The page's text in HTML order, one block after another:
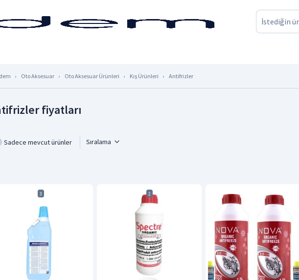
Oto Aksesuar Oto Aksesuar Ürünleri Kış Ürünleri Antifrizler
fiyatları
Sadece mevcut ürünler Sıralama
3 2